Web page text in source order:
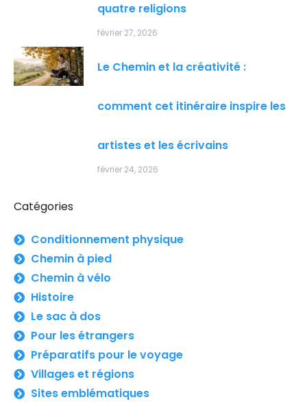
quatre religions
février 27, 2026
Le Chemin et la créativité :
comment cet itinéraire inspire les
artistes et les écrivains
février 24, 2026
Catégories
Conditionnement physique
Chemin à pied
Chemin à vélo
Histoire
Le sac à dos
Pour les étrangers
Préparatifs pour le voyage
Villages et régions
Sites emblématiques